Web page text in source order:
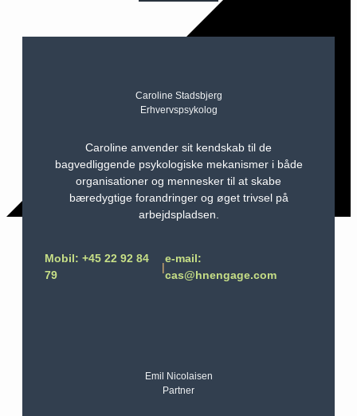
Caroline Stadsbjerg
Erhvervspsykolog
Caroline anvender sit kendskab til de
bagvedliggende psykologiske mekanismer i både
organisationer og mennesker til at skabe
bæredygtige forandringer og øget trivsel på
arbejdspladsen.
Mobil: +45 22 92 84
79
|
e-mail:
cas@hnengage.com
Emil Nicolaisen
Partner